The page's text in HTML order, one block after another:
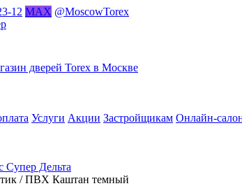
12 MAX @MoscowTorex
дверей Torex в Москве
Услуги Акции Застройщикам Онлайн-
Супер Дельта
/ ПВХ Каштан темный